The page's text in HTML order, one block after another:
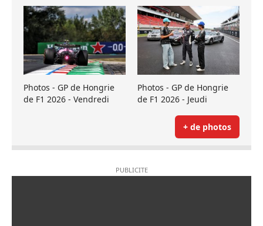
Photos - GP de Hongrie
de F1 2026 - Vendredi
Photos - GP de Hongrie
de F1 2026 - Jeudi
+ de photos